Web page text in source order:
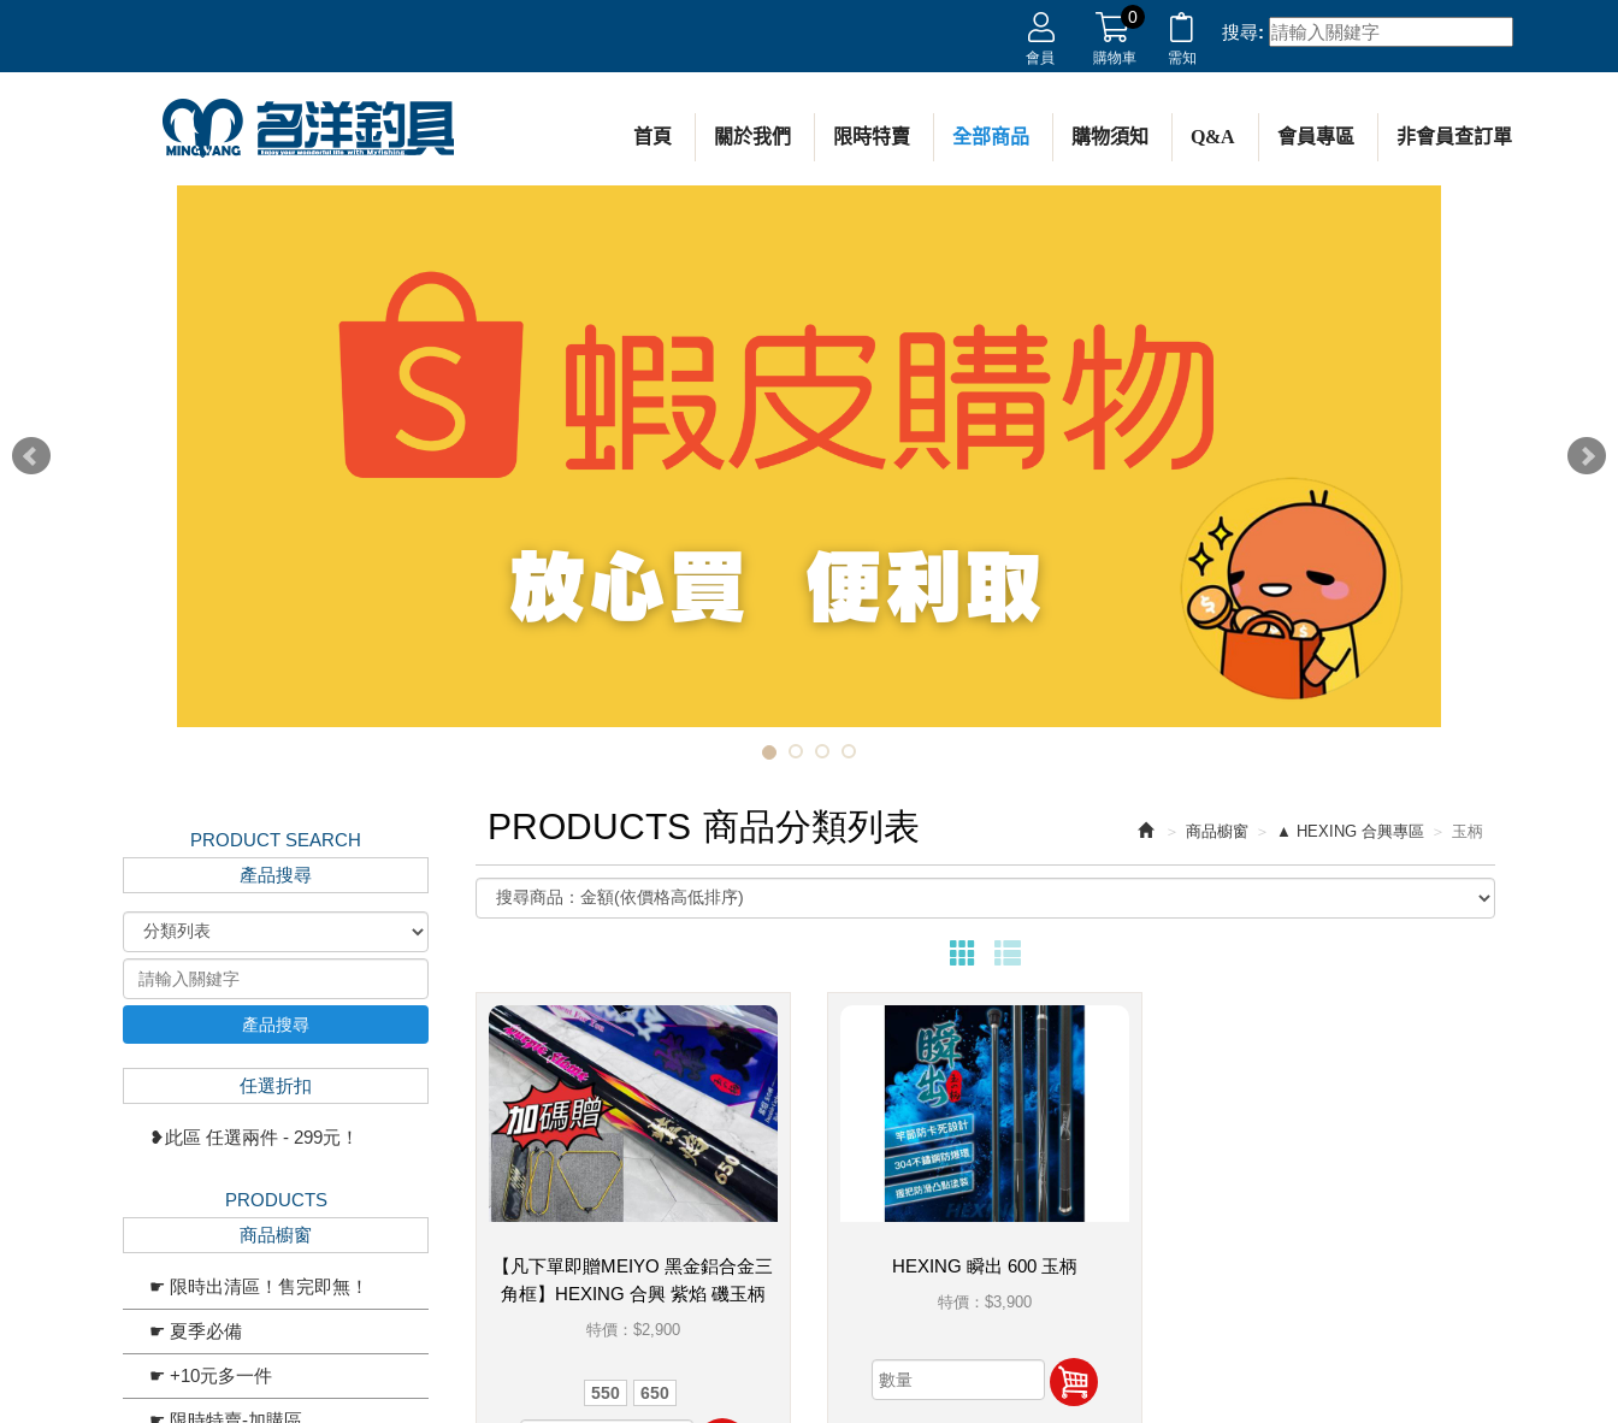
會員 購物車
0
需知
搜尋:
首頁 關於我們 限時特賣 全部商品 購物須知 Q&A 會員專區 非會員查訂單
PRODUCT SEARCH
產品搜尋
產品搜尋
任選折扣
❥此區 任選兩件 - 299元！
PRODUCTS
商品櫥窗
☛ 限時出清區！售完即無！
☛ 夏季必備
☛ +10元多一件
商品櫥窗 ▲ HEXING 合興專區 玉柄
PRODUCTS 商品分類列表
【凡下單即贈MEIYO 黑金鋁合金三
角框】HEXING 合興 紫焰 磯玉柄
特價： $2,900
550 650
HEXING 瞬出 600 玉柄
特價：$3,900